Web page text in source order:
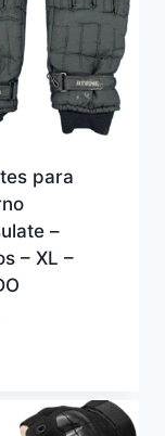
para
–
– XL –